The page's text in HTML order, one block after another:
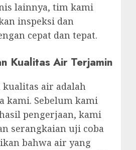
lainnya, tim kami
inspeksi dan
cepat dan tepat.
Kualitas Air Terjamin
kualitas air adalah
kami. Sebelum kami
pengerjaan, kami
serangkaian uji coba
bahwa air yang